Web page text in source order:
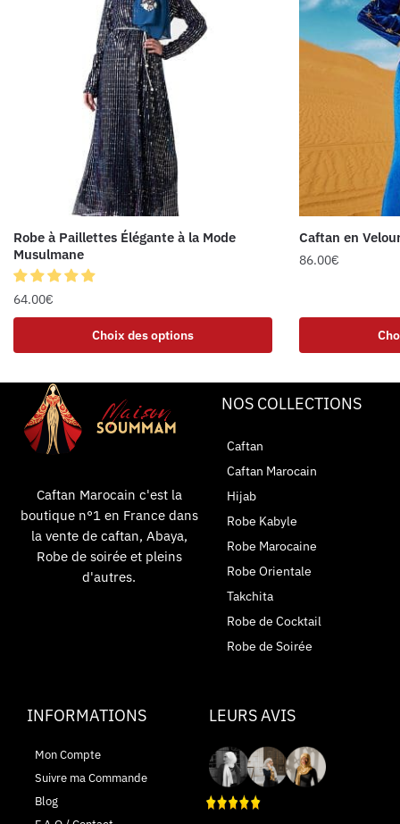
Robe à Paillettes Élégante à la Mode
Musulmane
64.00€
Choix des options
Caftan en
86.00€
Caftan Marocain c'est la
boutique n°1 en France dans
la vente de caftan, Abaya,
Robe de soirée et pleins
d'autres.
NOS COLLECTIONS
Caftan
Caftan Marocain
Hijab
Robe Kabyle
Robe Marocaine
Robe Orientale
Takchita
Robe de Cocktail
Robe de Soirée
INFORMATIONS
Mon Compte
Suivre ma Commande
Blog
LEURS AVIS